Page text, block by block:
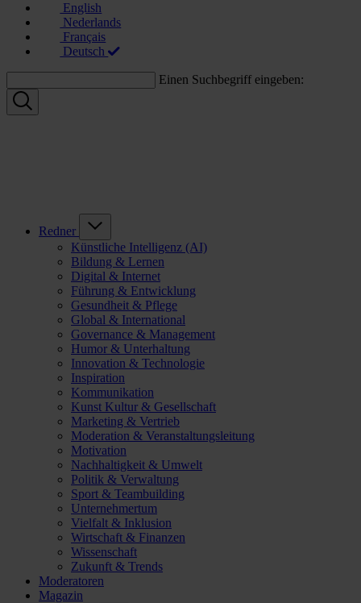
English
Nederlands
Français
Deutsch
Einen Suchbegriff eingeben:
Redner
Künstliche Intelligenz (AI)
Bildung & Lernen
Digital & Internet
Führung & Entwicklung
Gesundheit & Pflege
Global & International
Governance & Management
Humor & Unterhaltung
Innovation & Technologie
Inspiration
Kommunikation
Kunst Kultur & Gesellschaft
Marketing & Vertrieb
Moderation & Veranstaltungsleitung
Motivation
Nachhaltigkeit & Umwelt
Politik & Verwaltung
Sport & Teambuilding
Unternehmertum
Vielfalt & Inklusion
Wirtschaft & Finanzen
Wissenschaft
Zukunft & Trends
Moderatoren
Magazin